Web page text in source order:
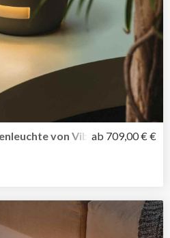
von Vibia inszeniert
ab 709,00 € €